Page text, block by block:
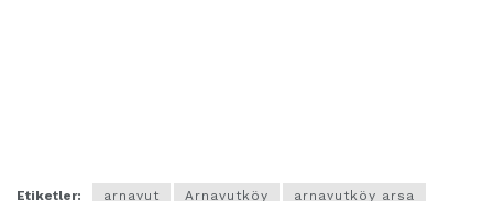
Etiketler: arnavut Arnavutköy
arnavutköy arsa